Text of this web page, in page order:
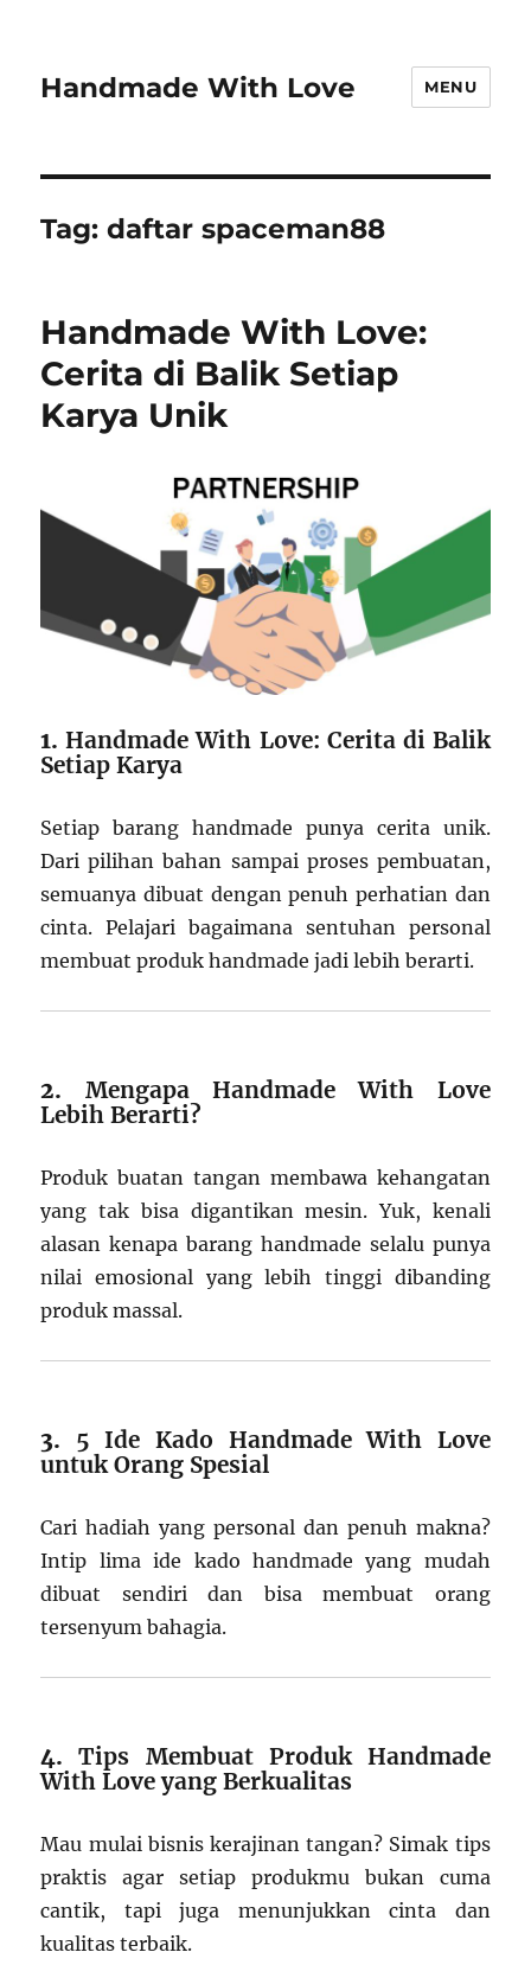
Handmade With Love MENU
Tag:daftar spaceman88
Handmade With Love:
Cerita di Balik Setiap
Karya Unik
1.Handmade With Love: Cerita di Balik
Setiap Karya
Setiap barang handmade punya cerita unik.
Dari pilihan bahan sampai proses pembuatan,
semuanya dibuat dengan penuh perhatian dan
cinta. Pelajari bagaimana sentuhan personal
membuat produk handmade jadi lebih berarti.
2. Mengapa Handmade With Love
Lebih Berarti?
Produk buatan tangan membawa kehangatan
yang tak bisa digantikan mesin. Yuk, kenali
alasan kenapa barang handmade selalu punya
nilai emosional yang lebih tinggi dibanding
produk massal.
3. 5 Ide Kado Handmade With Love
untuk Orang Spesial
Cari hadiah yang personal dan penuh makna?
Intip lima ide kado handmade yang mudah
dibuat sendiri dan bisa membuat orang
tersenyum bahagia.
4.Tips Membuat Produk Handmade
With Love yang Berkualitas
Mau mulai bisnis kerajinan tangan? Simak tips
praktis agar setiap produkmu bukan cuma
cantik, tapi juga menunjukkan cinta dan
kualitas terbaik.